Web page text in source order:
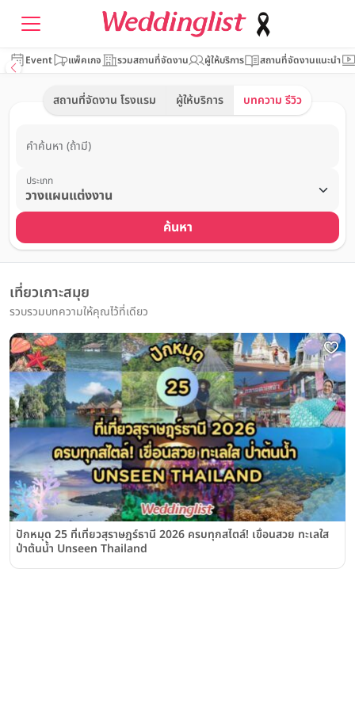
Event แพ็คเกจ รวมสถานที่จัดงาน ผู้ให้บริการ สถานที่จัดงานแนะนำ
สถานที่จัดงาน โรงแรม ผู้ให้บริการ บทความ รีวิว
คำค้นหา (ถ้ามี)
ประเภท
ค้นหา
เที่ยวเกาะสมุย
รวบรวมบทความให้คุณไว้ที่เดียว
ปักหมุด 25 ที่เที่ยวสุราษฎร์ธานี 2026 ครบทุกสไตล์! เขื่อนสวย ทะเลใส
ป่าต้นน้ำ Unseen Thailand